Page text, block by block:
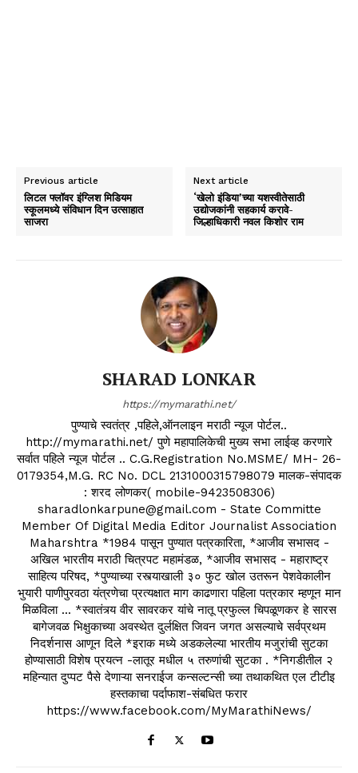
Previous article
लिटल फ्लॉवर इंग्लिश मिडियम
स्कूलमध्ये संविधान दिन उत्साहात
साजरा
Next article
‘खेलो इंडिया’च्या यशस्वीतेसाठी
उद्योजकांनी सहकार्य करावे-
जिल्हाधिकारी नवल किशोर राम
SHARAD LONKAR
https://mymarathi.net/
पुण्याचे स्वतंत्र ,पहिले,ऑनलाइन मराठी न्यूज पोर्टल..
http://mymarathi.net/ पुणे महापालिकेची मुख्य सभा लाईव्ह करणारे
सर्वात पहिले न्यूज पोर्टल .. C.G.Registration No.MSME/ MH- 26-
0179354,M.G. RC No. DCL 2131000315798079 मालक-संपादक
: शरद लोणकर( mobile-9423508306)
sharadlonkarpune@gmail.com - State Committe
Member Of Digital Media Editor Journalist Association
Maharshtra *1984 पासून पुण्यात पत्रकारिता, *आजीव सभासद -
अखिल भारतीय मराठी चित्रपट महामंडळ, *आजीव सभासद - महाराष्ट्र
साहित्य परिषद, *पुण्याच्या रस्त्याखाली ३० फुट खोल उतरून पेशवेकालीन
भुयारी पाणीपुरवठा यंत्रणेचा प्रत्यक्षात माग काढणारा पहिला पत्रकार म्हणून मान
मिळविला ... *स्वातंत्र्य वीर सावरकर यांचे नातू प्रफुल्ल चिपळूणकर हे सारस
बागेजवळ भिक्षुकाच्या अवस्थेत दुर्लक्षित जिवन जगत असल्याचे सर्वप्रथम
निदर्शनास आणून दिले *इराक मध्ये अडकलेल्या भारतीय मजुरांची सुटका
होण्यासाठी विशेष प्रयत्न -लातूर मधील ५ तरुणांची सुटका . *निगडीतील २
महिन्यात दुप्पट पैसे देणाऱ्या सनराईज कन्सल्टन्सी च्या तथाकथित एल टीटीइ
हस्तकाचा पर्दाफाश-संबधित फरार
https://www.facebook.com/MyMarathiNews/